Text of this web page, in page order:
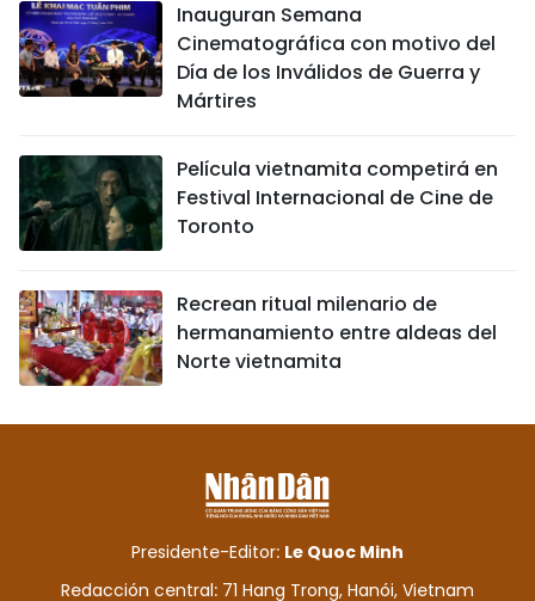
Inauguran Semana
Cinematográfica con motivo del
Día de los Inválidos de Guerra y
Mártires
Película vietnamita competirá en
Festival Internacional de Cine de
Toronto
Recrean ritual milenario de
hermanamiento entre aldeas del
Norte vietnamita
Presidente-Editor: Le Quoc Minh
Redacción central: 71 Hang Trong, Hanói, Vietnam